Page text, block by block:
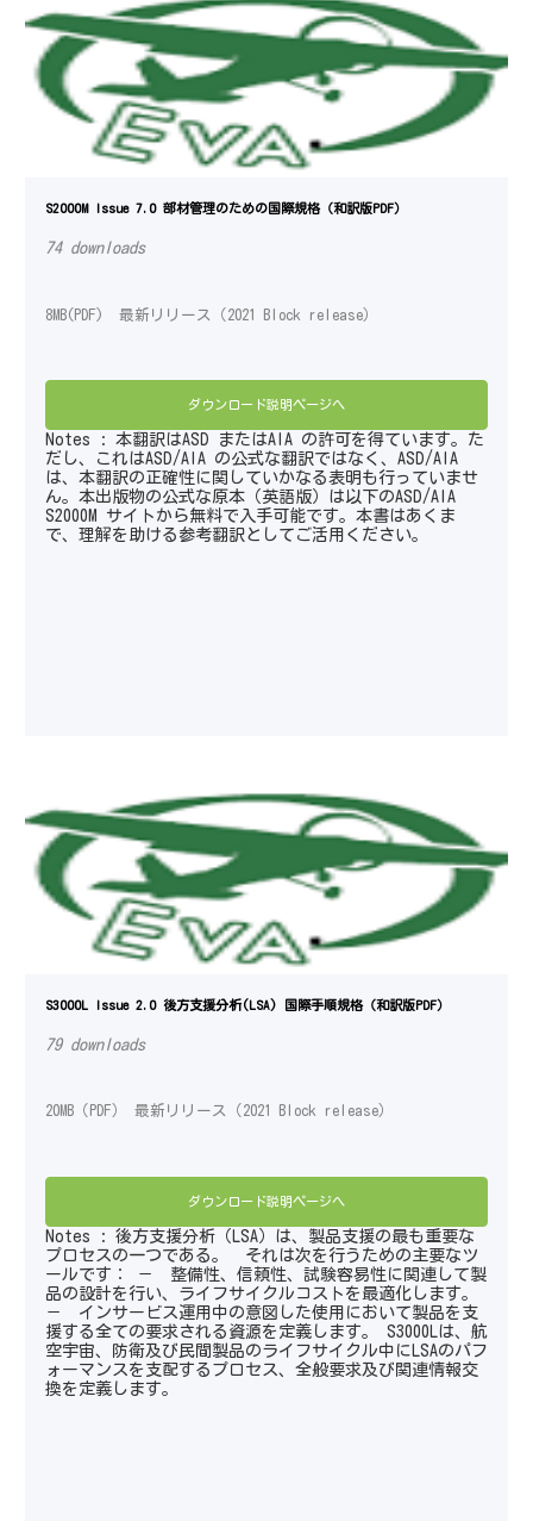
S2000M Issue 7.0 部材管理のための国際規格（和訳版PDF）
74 downloads
8MB(PDF) 最新リリース（2021 Block release）
ダウンロード説明ページへ
Notes : 本翻訳はASD またはAIA の許可を得ています。た
だし、これはASD/AIA の公式な翻訳ではなく、ASD/AIA
は、本翻訳の正確性に関していかなる表明も行っていませ
ん。本出版物の公式な原本（英語版）は以下のASD/AIA
S2000M サイトから無料で入手可能です。本書はあくま
で、理解を助ける参考翻訳としてご活用ください。
S3000L Issue 2.0 後方支援分析(LSA) 国際手順規格（和訳版PDF）
79 downloads
20MB（PDF） 最新リリース（2021 Block release）
ダウンロード説明ページへ
Notes : 後方支援分析（LSA）は、製品支援の最も重要な
プロセスの一つである。 それは次を行うための主要なツ
ールです： － 整備性、信頼性、試験容易性に関連して製
品の設計を行い、ライフサイクルコストを最適化します。
－ インサービス運用中の意図した使用において製品を支
援する全ての要求される資源を定義します。 S3000Lは、航
空宇宙、防衛及び民間製品のライフサイクル中にLSAのパフ
ォーマンスを支配するプロセス、全般要求及び関連情報交
換を定義します。